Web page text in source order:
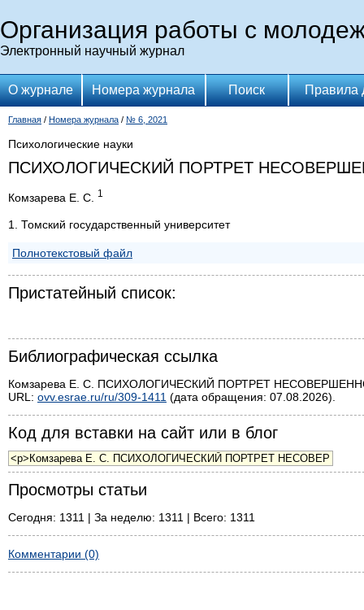
Организация работы с
Электронный научный журнал
О журнале Номера журнала Поиск Правила
Главная / Номера журнала / № 6, 2021
Психологические науки
ПСИХОЛОГИЧЕСКИЙ ПОРТРЕТ
Комзарева Е. С. 1
1. Томский государственный университет
Полнотекстовый файл
Пристатейный список:
Библиографическая ссылка
Комзарева Е. С. ПСИХОЛОГИЧЕСКИЙ ПОРТРЕТ
URL: ovv.esrae.ru/ru/309-1411 (дата обращения: 07.08.2026).
Код для вставки на сайт или в блог
Просмотры статьи
Сегодня: 1311 | За неделю: 1311 | Всего: 1311
Комментарии (0)